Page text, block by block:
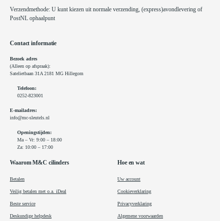
Verzendmethode: U kunt kiezen uit normale verzending, (express)avondlevering of
PostNL ophaalpunt
Contact informatie
Bezoek adres
(Alleen op afspraak):
Satelietbaan 31A 2181 MG Hillegom
Telefoon:
0252-823001
E-mailadres:
info@mc-sleutels.nl
Openingstijden:
Ma – Vr: 9:00 – 18:00
Za: 10:00 – 17:00
Waarom M&C cilinders
Betalen
Veilig betalen met o.a. iDeal
Beste service
Deskundige helpdesk
Hoe en wat
Uw account
Cookieverklaring
Privacyverklaring
Algemene voorwaarden